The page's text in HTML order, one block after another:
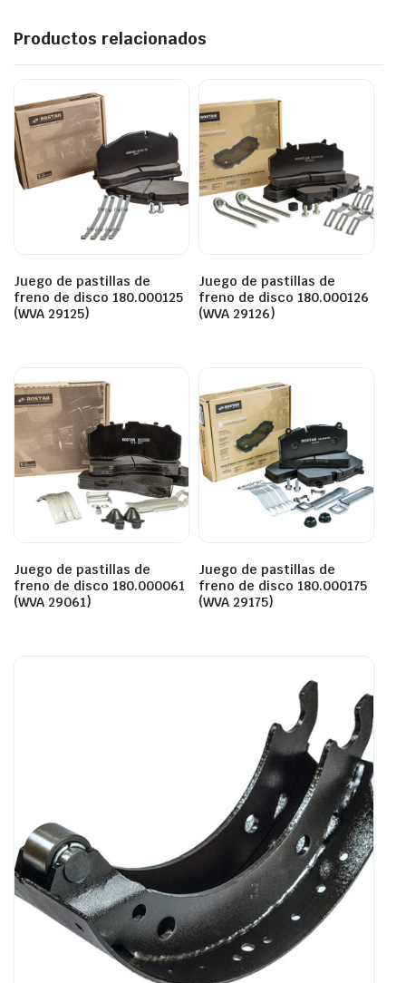
Productos relacionados
Juego de pastillas de
freno de disco 180.000125
(WVA 29125)
Juego de pastillas de
freno de disco 180.000126
(WVA 29126)
Juego de pastillas de
freno de disco 180.000061
(WVA 29061)
Juego de pastillas de
freno de disco 180.000175
(WVA 29175)